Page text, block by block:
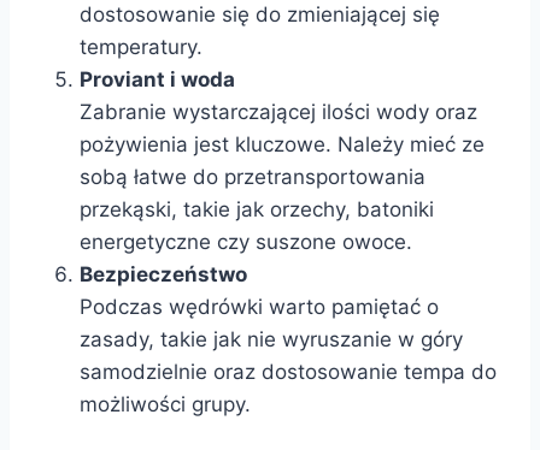
dostosowanie się do zmieniającej się
temperatury.
Proviant i woda
Zabranie wystarczającej ilości wody oraz
pożywienia jest kluczowe. Należy mieć ze
sobą łatwe do przetransportowania
przekąski, takie jak orzechy, batoniki
energetyczne czy suszone owoce.
Bezpieczeństwo
Podczas wędrówki warto pamiętać o
zasady, takie jak nie wyruszanie w góry
samodzielnie oraz dostosowanie tempa do
możliwości grupy.